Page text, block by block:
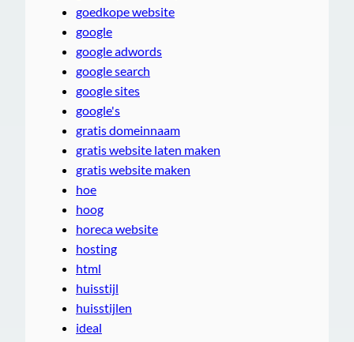
goedkope website
google
google adwords
google search
google sites
google's
gratis domeinnaam
gratis website laten maken
gratis website maken
hoe
hoog
horeca website
hosting
html
huisstijl
huisstijlen
ideal